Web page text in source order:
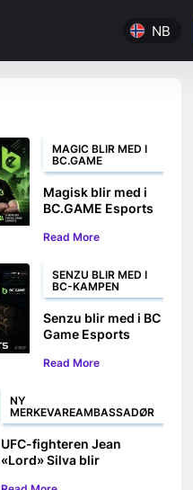
NB
MAGIC BLIR MED I
BC.GAME
Magisk blir med i
BC.GAME Esports
spillet
Read More
SENZU BLIR MED I
BC-KAMPEN
Senzu blir med i BC
Game Esports
Read More
NY
MERKEVAREAMBASSADØR
UFC-fighteren Jean
«Lord» Silva blir